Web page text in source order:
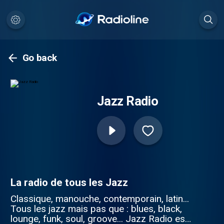
Go back
Jazz Radio
La radio de tous les Jazz
Classique, manouche, contemporain, latin...
Tous les jazz mais pas que : blues, black,
lounge, funk, soul, groove... Jazz Radio est